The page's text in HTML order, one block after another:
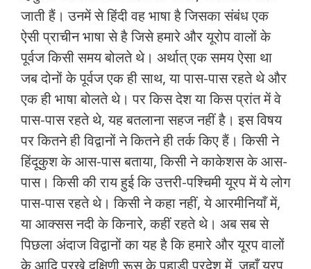
जाती हैं। उनमें से हिंदी वह भाषा है जिसका संबंध एक
ऐसी प्राचीन भाषा से है जिसे हमारे और यूरोप वालों के
पूर्वज किसी समय बोलते थे। अर्थात् एक समय ऐसा था
जब दोनों के पूर्वज एक ही साथ, या पास-पास रहते थे और
एक ही भाषा बोलते थे। पर किस देश या किस प्रांत में वे
पास-पास रहते थे, यह बतलाना सहज नहीं है। इस विषय
पर कितने ही विद्वानों ने कितने ही तर्क किए हैं। किसी ने
हिंदूकुश के आस-पास बताया, किसी ने काकेशस के आस-
पास। किसी की राय हुई कि उत्तरी-पश्चिमी यूरप में ये लोग
पास-पास रहते थे। किसी ने कहा नहीं, ये आरमीनियाँ में,
या आक्‍सस नदी के किनारे, कहीं रहते थे। अब सब से
पिछला अंदाज विद्वानों का यह है कि हमारे और यूरप वालों